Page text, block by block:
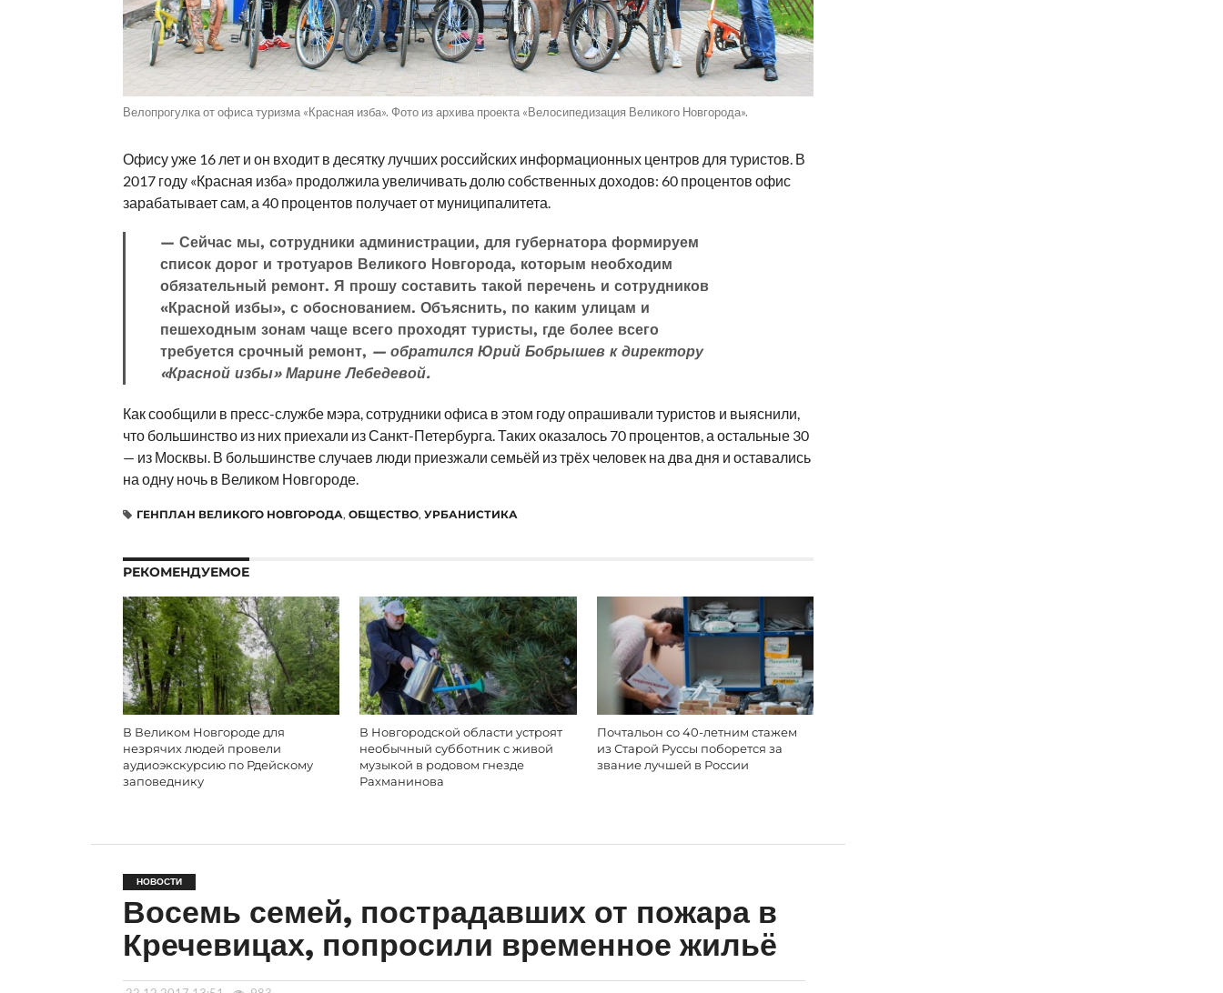
Велопрогулка от офиса туризма «Красная изба». Фото из архива проекта «Велосипедизация Великого Новгорода».
Офису уже 16 лет и он входит в десятку лучших российских информационных центров для туристов. В
2017 году «Красная изба» продолжила увеличивать долю собственных доходов: 60 процентов офис
зарабатывает сам, а 40 процентов получает от муниципалитета.
— Сейчас мы, сотрудники администрации, для губернатора формируем
список дорог и тротуаров Великого Новгорода, которым необходим
обязательный ремонт. Я прошу составить такой перечень и сотрудников
«Красной избы», с обоснованием. Объяснить, по каким улицам и
пешеходным зонам чаще всего проходят туристы, где более всего
требуется срочный ремонт, — обратился Юрий Бобрышев к директору
«Красной избы» Марине Лебедевой.
Как сообщили в пресс-службе мэра, сотрудники офиса в этом году опрашивали туристов и выяснили,
что большинство из них приехали из Санкт-Петербурга. Таких оказалось 70 процентов, а остальные 30
— из Москвы. В большинстве случаев люди приезжали семьёй из трёх человек на два дня и оставались
на одну ночь в Великом Новгороде.
ГЕНПЛАН ВЕЛИКОГО НОВГОРОДА, ОБЩЕСТВО, УРБАНИСТИКА
РЕКОМЕНДУЕМОЕ
В Великом Новгороде для
незрячих людей провели
аудиоэкскурсию по Рдейскому
заповеднику
В Новгородской области устроят
необычный субботник с живой
музыкой в родовом гнезде
Рахманинова
Почтальон со 40-летним стажем
из Старой Руссы поборется за
звание лучшей в России
НОВОСТИ
Восемь семей, пострадавших от пожара в
Кречевицах, попросили временное жильё